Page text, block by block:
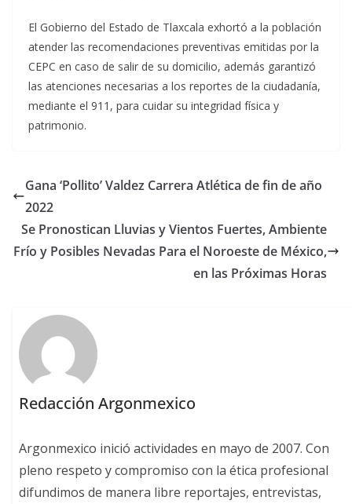
El Gobierno del Estado de Tlaxcala exhortó a la población
atender las recomendaciones preventivas emitidas por la
CEPC en caso de salir de su domicilio, además garantizó
las atenciones necesarias a los reportes de la ciudadanía,
mediante el 911, para cuidar su integridad física y
patrimonio.
Gana ‘Pollito’ Valdez Carrera Atlética de fin de año
2022
Se Pronostican Lluvias y Vientos Fuertes, Ambiente
Frío y Posibles Nevadas Para el Noroeste de México,
en las Próximas Horas
Redacción Argonmexico
Argonmexico inició actividades en mayo de 2007. Con
pleno respeto y compromiso con la ética profesional
difundimos de manera libre reportajes, entrevistas,